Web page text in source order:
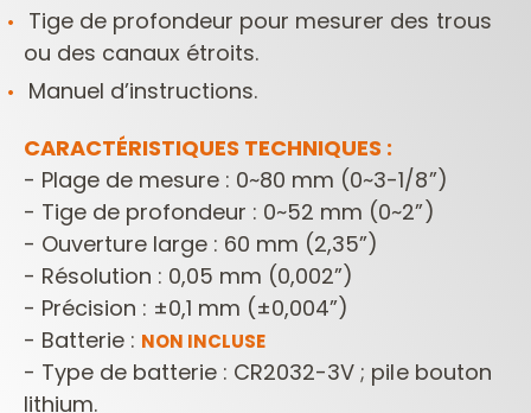
Tige de profondeur pour mesurer des trous
ou des canaux étroits.
Manuel d’instructions.
CARACTÉRISTIQUES TECHNIQUES :
- Plage de mesure : 0~80 mm (0~3-1/8”)
- Tige de profondeur : 0~52 mm (0~2”)
- Ouverture large : 60 mm (2,35”)
- Résolution : 0,05 mm (0,002”)
- Précision : ±0,1 mm (±0,004”)
- Batterie : NON INCLUSE
- Type de batterie : CR2032-3V ; pile bouton
lithium.